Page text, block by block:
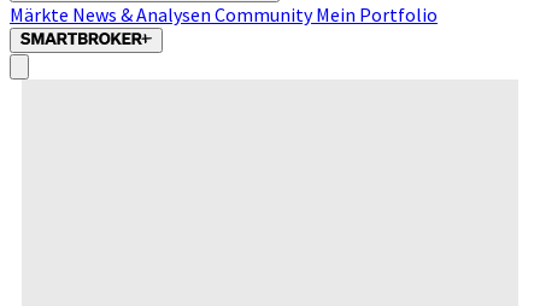
Märkte News & Analysen CommunityMein Portfolio